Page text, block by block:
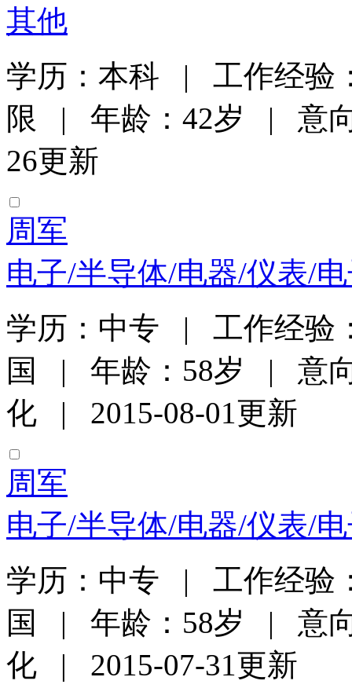
其他
学历：本科 | 工作经验
限 | 年龄：42岁 | 意
26更新
周军
电子/半导体/电器/仪表/
学历：中专 | 工作经验
国 | 年龄：58岁 | 意向
化 | 2015-08-01更新
周军
电子/半导体/电器/仪表/
学历：中专 | 工作经验
国 | 年龄：58岁 | 意向
化 | 2015-07-31更新